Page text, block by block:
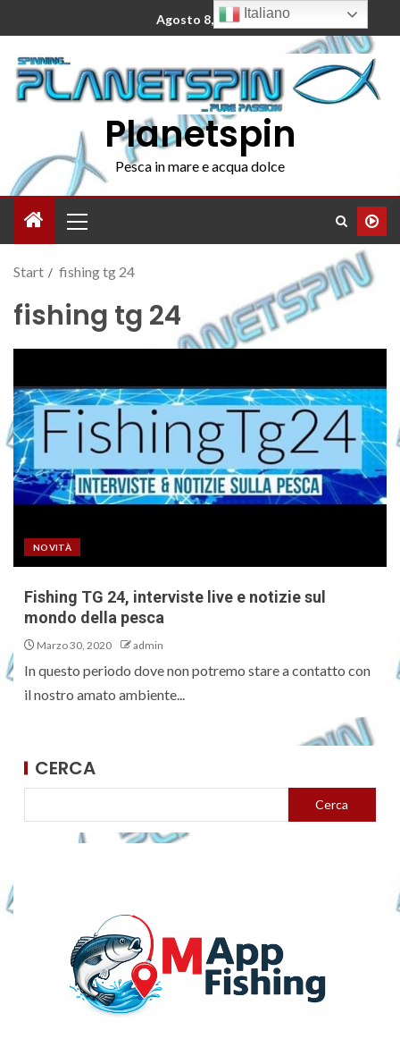
Agosto 8, 2026
Planetspin
Pesca in mare e acqua dolce
Start fishing tg 24
fishing tg 24
NOVITÀ
Fishing TG 24, interviste live e notizie sul
mondo della pesca
Marzo 30, 2020 admin
In questo periodo dove non potremo stare a contatto con
il nostro amato ambiente...
CERCA
Cerca
Italiano